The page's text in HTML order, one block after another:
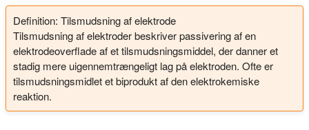
Definition: Tilsmudsning af elektrode
Tilsmudsning af elektroder beskriver passivering af en
elektrodeoverflade af et tilsmudsningsmiddel, der danner et
stadig mere uigennemtrængeligt lag på elektroden. Ofte er
tilsmudsningsmidlet et biprodukt af den elektrokemiske
reaktion.